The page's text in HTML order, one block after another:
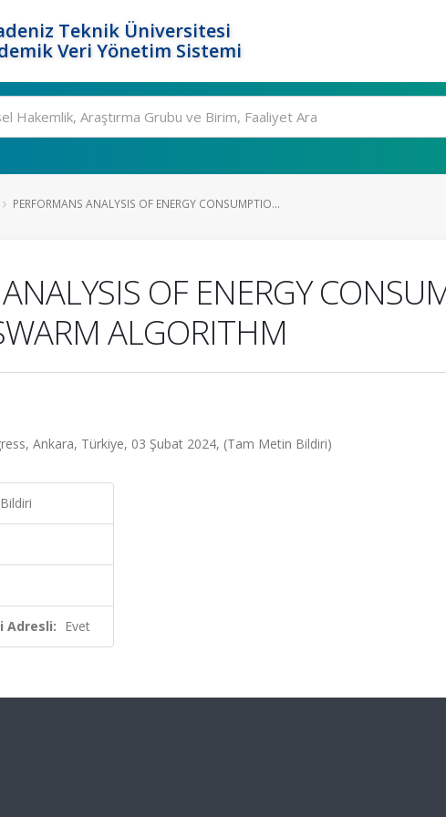
Teknik Üniversitesi
Veri Yönetim Sistemi
PERFORMANS ANALYSIS OF ENERGY CONSUMPTIO...
OF ENERGY
ALGORITHM
Ankara, Türkiye, 03 Şubat 2024, (Tam Metin Bildiri)
Adresli: Evet